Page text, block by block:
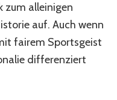
zum alleinigen
auf. Auch wenn
fairem Sportsgeist
differenziert